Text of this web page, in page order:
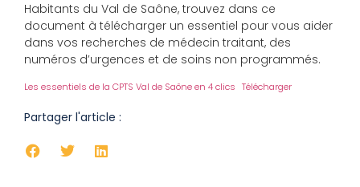
Habitants du Val de Saône, trouvez dans ce
document à télécharger un essentiel pour vous aider
dans vos recherches de médecin traitant, des
numéros d’urgences et de soins non programmés.
Les essentiels de la CPTS Val de Saône en 4 clics Télécharger
Partager l'article :